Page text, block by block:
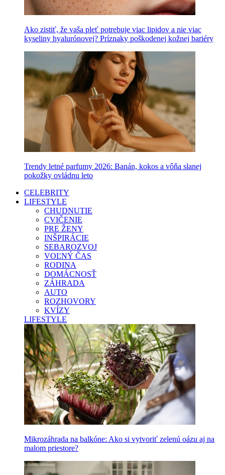
Ako zistiť, že vaša pleť potrebuje viac lipidov a nie viac
kyseliny hyalurónovej? Príznaky poškodenej kožnej bariéry
Trendy letné parfumy 2026: Banán, kokos a vôňa slanej
pokožky ovládnu leto
CELEBRITY
LIFESTYLE
CHUDNUTIE
CVIČENIE
PRE ŽENY
INŠPIRÁCIE
SEBAROZVOJ
VOĽNÝ ČAS
RODINA
DOMÁCNOSŤ
ZÁHRADA
AUTO
ROZHOVORY
KVÍZY
LIFESTYLE
Mikrozáhrada na balkóne: Ako si vytvoriť zelenú oázu aj na
malom priestore?